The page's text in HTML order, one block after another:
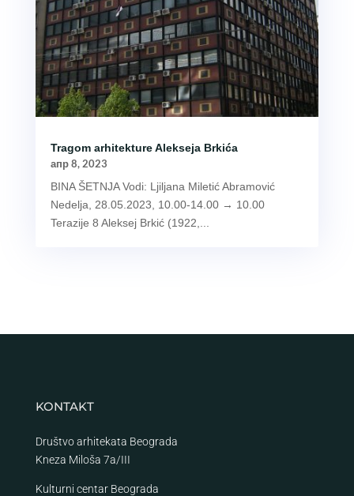
Tragom arhitekture Alekseja Brkića
апр 8, 2023
BINA ŠETNJA Vodi: Ljiljana Miletić Abramović
Nedelja, 28.05.2023, 10.00-14.00 → 10.00
Terazije 8 Aleksej Brkić (1922,...
KONTAKT
Društvo arhitekata Beograda
Kneza Miloša 7a/III
Kulturni centar Beograda